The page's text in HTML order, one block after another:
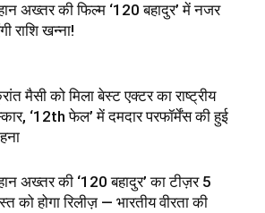
अख्तर की फिल्म ‘120 बहादुर’ में नजर
राशि खन्ना!
मैसी को मिला बेस्ट एक्टर का राष्ट्रीय
‘12th फेल’ में दमदार परफॉर्मेंस की हुई
अख्तर की ‘120 बहादुर’ का टीज़र 5
को होगा रिलीज़ — भारतीय वीरता की